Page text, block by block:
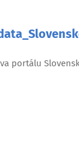
portálu